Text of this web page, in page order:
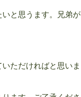
と思うます。兄弟が
ただければと思いま